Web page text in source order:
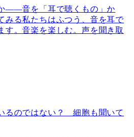
――音を「耳で聴くもの」か
みる私たちはふつう、音を耳で
す。音楽を楽しむ。声を聞き取
るのではない？ 細胞も聞いて